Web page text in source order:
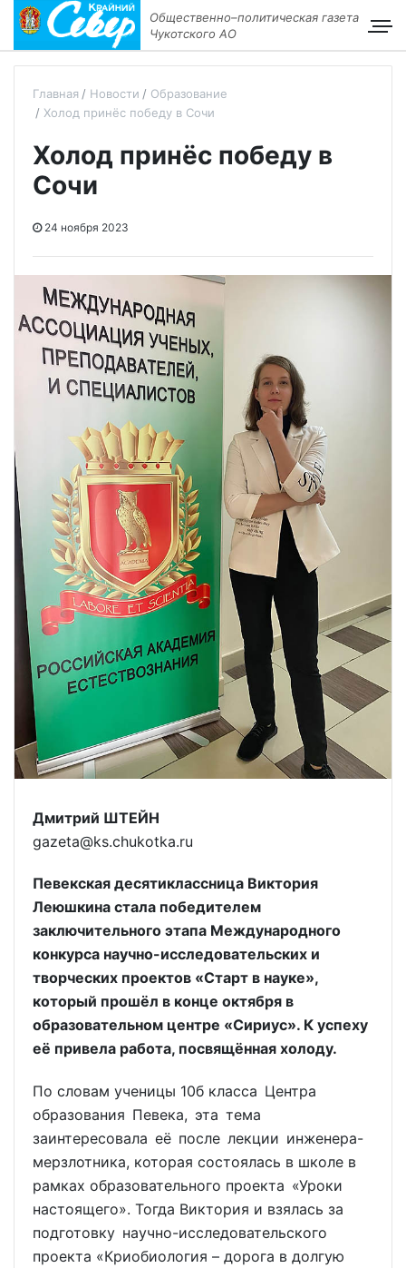
Общественно–политическая газета
Чукотского АО
Главная Новости
Образование
Холод принёс победу в Сочи
Холод принёс победу в
Сочи
24 ноября 2023
Дмитрий ШТЕЙН
gazeta@ks.chukotka.ru
Певекская десятиклассница Виктория
Леюшкина стала победителем
заключительного этапа Международного
конкурса научно-исследовательских и
творческих проектов «Старт в науке»,
который прошёл в конце октября в
образовательном центре «Сириус». К успеху
её привела работа, посвящённая холоду.
По словам ученицы 10б класса Центра
образования Певека, эта тема
заинтересовала её после лекции инженера-
мерзлотника, которая состоялась в школе в
рамках образовательного проекта «Уроки
настоящего». Тогда Виктория и взялась за
подготовку научно-исследовательского
проекта «Криобиология – дорога в долгую